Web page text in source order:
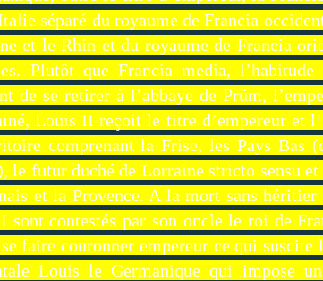
séparé du royaume de Francia
et le Rhin et du royaume de Francia
Plutôt que Francia media, l’habitude
de se retirer à l’abbaye de Prüm,
Louis II reçoit le titre d’empereur et
comprenant la Frise, les Pays Bas
le futur duché de Lorraine stricto sensu
et la Provence. A la mort sans
sont contestés par son oncle le roi de
faire couronner empereur ce qui suscite
Louis le Germanique qui impose